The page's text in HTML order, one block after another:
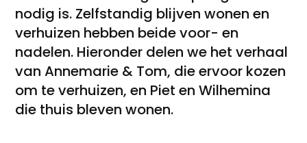
nodig is. Zelfstandig blijven wonen en
verhuizen hebben beide voor- en
nadelen. Hieronder delen we het verhaal
van Annemarie & Tom, die ervoor kozen
om te verhuizen, en Piet en Wilhemina
die thuis bleven wonen.